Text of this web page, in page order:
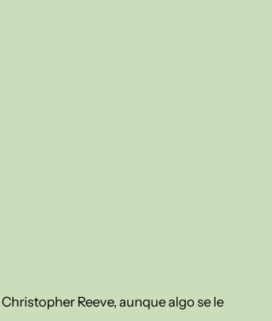
Reeve, aunque algo se le